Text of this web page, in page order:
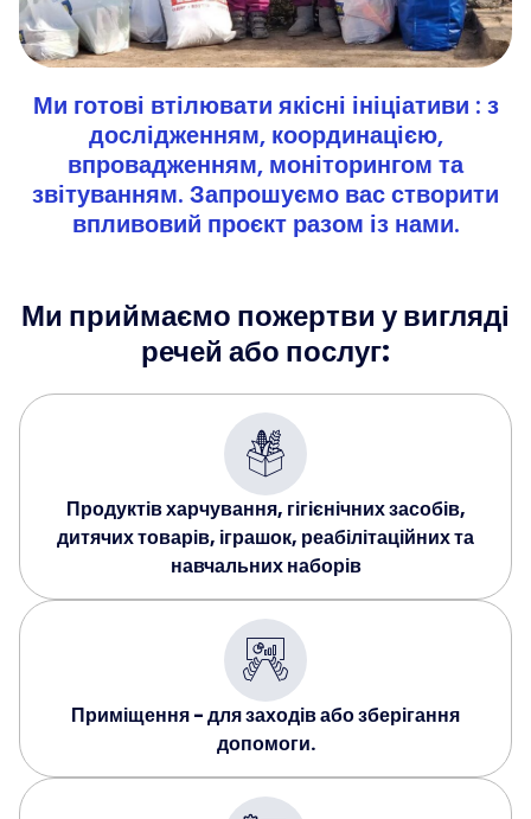
Ми готові втілювати якісні ініціативи : з
дослідженням, координацією,
впровадженням, моніторингом та
звітуванням. Запрошуємо вас створити
впливовий проєкт разом із нами.
Ми приймаємо пожертви у вигляді
речей або послуг:
Продуктів харчування, гігієнічних засобів,
дитячих товарів, іграшок, реабілітаційних та
навчальних наборів
Приміщення - для заходів або зберігання
допомоги.